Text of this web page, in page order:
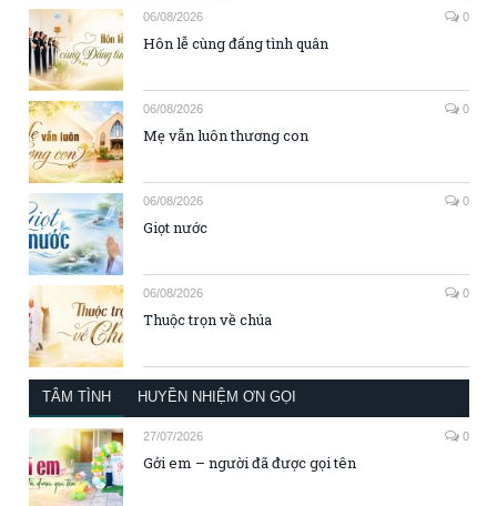
06/08/2026 0
Hôn lễ cùng đấng tình quân
06/08/2026 0
Mẹ vẫn luôn thương con
06/08/2026 0
Giọt nước
06/08/2026 0
Thuộc trọn về chúa
TÂM TÌNH HUYỀN NHIỆM ƠN GỌI
27/07/2026 0
Gởi em – người đã được gọi tên